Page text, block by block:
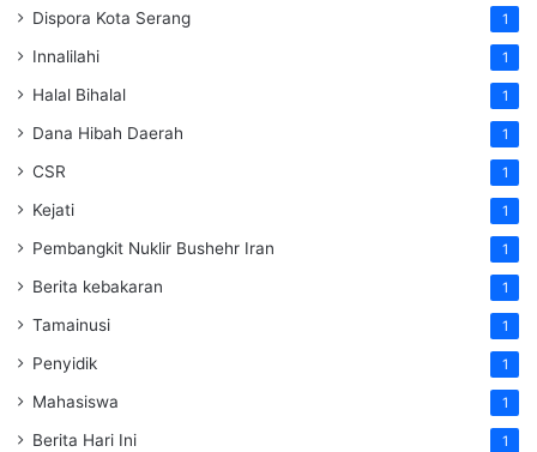
Dispora Kota Serang 1
Innalilahi 1
Halal Bihalal 1
Dana Hibah Daerah 1
CSR 1
Kejati 1
Pembangkit Nuklir Bushehr Iran 1
Berita kebakaran 1
Tamainusi 1
Penyidik 1
Mahasiswa 1
Berita Hari Ini 1